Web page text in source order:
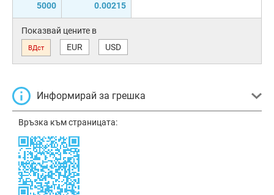
5000 0.00215
Показвай цените в
ВДст EUR USD
Информирай за грешка
Връзка към страницата: